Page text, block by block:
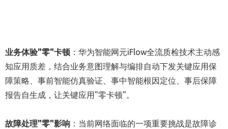
业务体验"零"卡顿 ：华为智能网元iFlow全流质检技术主动感
知应用质差，结合业务意图理解与编排自动下发关键应用保
障策略、事前智能仿真验证、事中智能根因定位、事后保障
报告自生成，让关键应用"零卡顿"。
故障处理"零"影响 ：当前网络面临的一项重要挑战是故障诊